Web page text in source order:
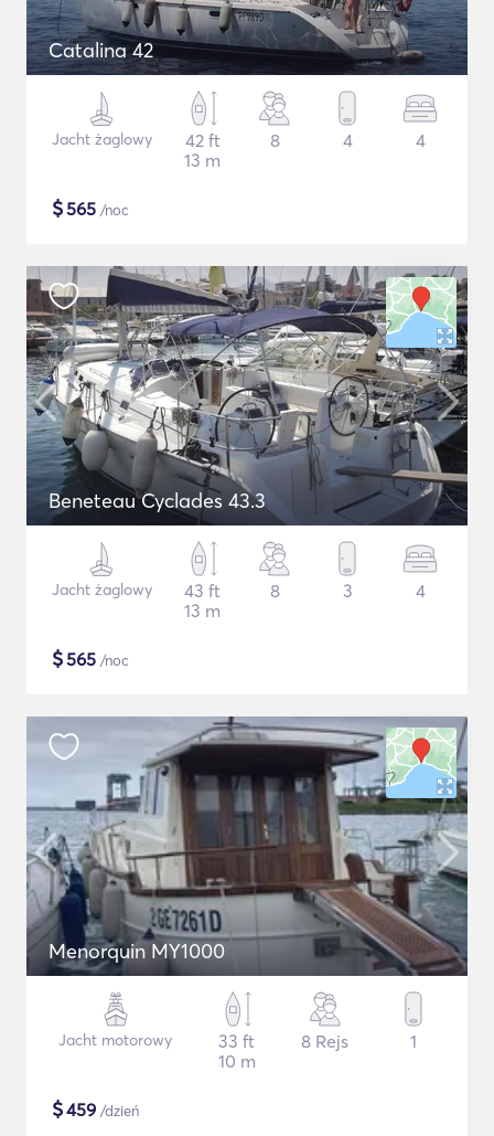
Catalina 42
Jacht żaglowy
42 ft
13 m
8 4 4
$565 /noc
Beneteau Cyclades 43.3
Jacht żaglowy
43 ft
13 m
8 3 4
$565 /noc
Menorquin MY1000
Jacht motorowy
33 ft
10 m
8 Rejs 1
$459 /dzień